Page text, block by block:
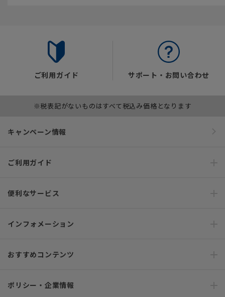
ご利用ガイド サポート・お問い合わせ
※税表記がないものはすべて税込み価格となります
キャンペーン情報
ご利用ガイド
便利なサービス
インフォメーション
おすすめコンテンツ
ポリシー・企業情報